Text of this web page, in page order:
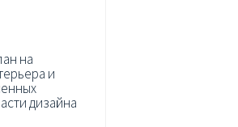
на
и
дизайна